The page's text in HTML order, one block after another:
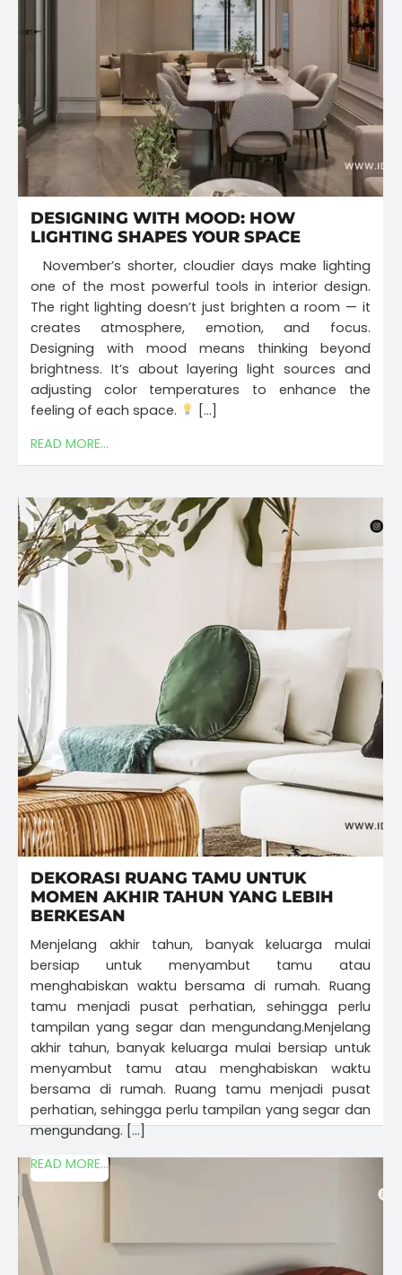
DESIGNING WITH MOOD: HOW
LIGHTING SHAPES YOUR SPACE
November’s shorter, cloudier days make lighting
one of the most powerful tools in interior design.
The right lighting doesn’t just brighten a room — it
creates atmosphere, emotion, and focus.
Designing with mood means thinking beyond
brightness. It’s about layering light sources and
adjusting color temperatures to enhance the
feeling of each space.
[…]
READ MORE...
DEKORASI RUANG TAMU UNTUK
MOMEN AKHIR TAHUN YANG LEBIH
BERKESAN
Menjelang akhir tahun, banyak keluarga mulai
bersiap untuk menyambut tamu atau
menghabiskan waktu bersama di rumah. Ruang
tamu menjadi pusat perhatian, sehingga perlu
tampilan yang segar dan mengundang.Menjelang
akhir tahun, banyak keluarga mulai bersiap untuk
menyambut tamu atau menghabiskan waktu
bersama di rumah. Ruang tamu menjadi pusat
perhatian, sehingga perlu tampilan yang segar dan
mengundang. […]
READ MORE...